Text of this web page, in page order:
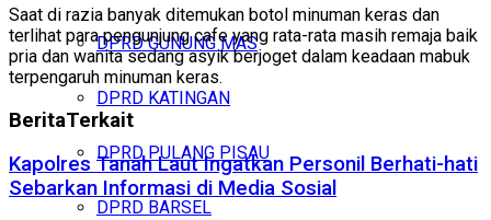
DPRD GUNUNG MAS
DPRD KATINGAN
DPRD PULANG PISAU
DPRD BARSEL
Saat di razia banyak ditemukan botol minuman keras dan
terlihat para pengunjung cafe yang rata-rata masih remaja baik
pria dan wanita sedang asyik berjoget dalam keadaan mabuk
terpengaruh minuman keras.
BeritaTerkait
Kapolres Tanah Laut Ingatkan Personil Berhati-hati
Sebarkan Informasi di Media Sosial